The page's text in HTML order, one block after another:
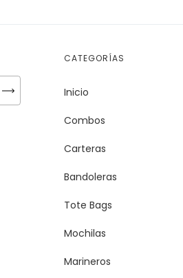
CATEGORÍAS
Inicio
Combos
Carteras
Bandoleras
Tote Bags
Mochilas
Marineros